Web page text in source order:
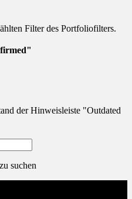
Filter des Portfoliofilters.
der Hinweisleiste "Outdated
suchen